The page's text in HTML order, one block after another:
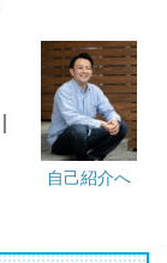
自己紹介へ